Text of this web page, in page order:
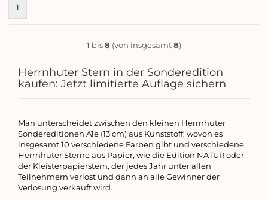
1
1 bis8 (von insgesamt8)
Herrnhuter Stern in der Sonderedition
kaufen: Jetzt limitierte Auflage sichern
Man unterscheidet zwischen den kleinen Herrnhuter
Sondereditionen A1e (13 cm) aus Kunststoff, wovon es
insgesamt 10 verschiedene Farben gibt und verschiedene
Herrnhuter Sterne aus Papier, wie die Edition NATUR oder
der Kleisterpapierstern, der jedes Jahr unter allen
Teilnehmern verlost und dann an alle Gewinner der
Verlosung verkauft wird.